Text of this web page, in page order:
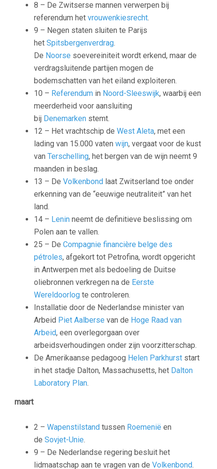
8 – De Zwitserse mannen verwerpen bij
referendum het vrouwenkiesrecht.
9 – Negen staten sluiten te Parijs
het Spitsbergenverdrag.
De Noorse soevereiniteit wordt erkend, maar de
verdragsluitende partijen mogen de
bodemschatten van het eiland exploiteren.
10 – Referendum in Noord-Sleeswijk, waarbij een
meerderheid voor aansluiting
bij Denemarken stemt.
12 – Het vrachtschip de West Aleta, met een
lading van 15.000 vaten wijn, vergaat voor de kust
van Terschelling, het bergen van de wijn neemt 9
maanden in beslag.
13 – De Volkenbond laat Zwitserland toe onder
erkenning van de “eeuwige neutraliteit” van het
land.
14 – Lenin neemt de definitieve beslissing om
Polen aan te vallen.
25 – De Compagnie financière belge des
pétroles, afgekort tot Petrofina, wordt opgericht
in Antwerpen met als bedoeling de Duitse
oliebronnen verkregen na de Eerste
Wereldoorlog te controleren.
Installatie door de Nederlandse minister van
Arbeid Piet Aalberse van de Hoge Raad van
Arbeid, een overlegorgaan over
arbeidsverhoudingen onder zijn voorzitterschap.
De Amerikaanse pedagoog Helen Parkhurst start
in het stadje Dalton, Massachusetts, het Dalton
Laboratory Plan.
maart
2 – Wapenstilstand tussen Roemenië en
de Sovjet-Unie.
9 – De Nederlandse regering besluit het
lidmaatschap aan te vragen van de Volkenbond.